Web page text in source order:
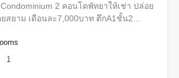
2 คอนโดพัทยาให้เช่า ปล่อย
สยาม เดือนละ7,000บาท ตึกA1ชั้น2…
1